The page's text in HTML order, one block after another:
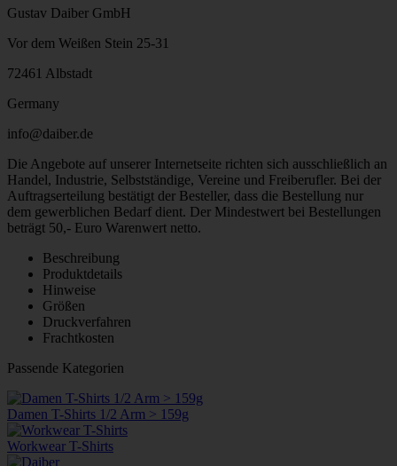
Gustav Daiber GmbH
Vor dem Weißen Stein 25-31
72461 Albstadt
Germany
info@daiber.de
Die Angebote auf unserer Internetseite richten sich ausschließlich an
Handel, Industrie, Selbstständige, Vereine und Freiberufler. Bei der
Auftragserteilung bestätigt der Besteller, dass die Bestellung nur
dem gewerblichen Bedarf dient. Der Mindestwert bei Bestellungen
beträgt 50,- Euro Warenwert netto.
Beschreibung
Produktdetails
Hinweise
Größen
Druckverfahren
Frachtkosten
Passende Kategorien
Damen T-Shirts 1/2 Arm > 159g
Workwear T-Shirts